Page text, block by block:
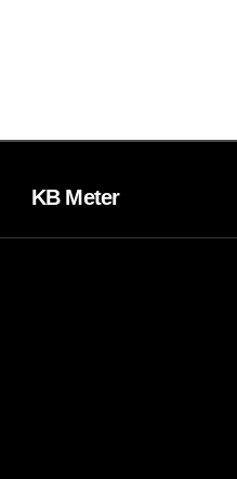
KB Meter